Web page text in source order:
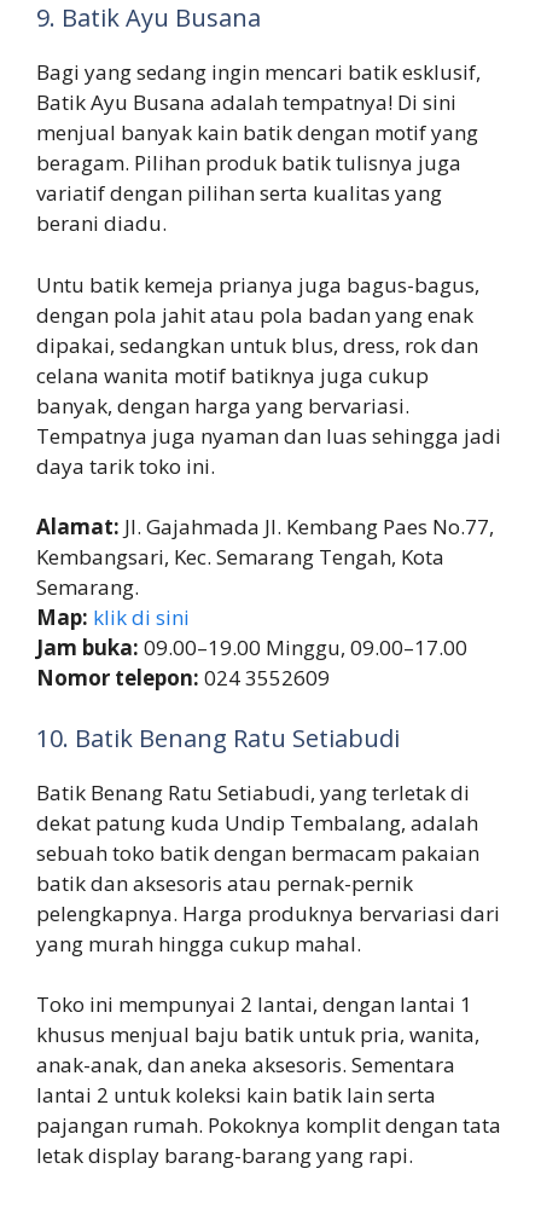
9. Batik Ayu Busana
Bagi yang sedang ingin mencari batik esklusif,
Batik Ayu Busana adalah tempatnya! Di sini
menjual banyak kain batik dengan motif yang
beragam. Pilihan produk batik tulisnya juga
variatif dengan pilihan serta kualitas yang
berani diadu.
Untu batik kemeja prianya juga bagus-bagus,
dengan pola jahit atau pola badan yang enak
dipakai, sedangkan untuk blus, dress, rok dan
celana wanita motif batiknya juga cukup
banyak, dengan harga yang bervariasi.
Tempatnya juga nyaman dan luas sehingga jadi
daya tarik toko ini.
Alamat: Jl. Gajahmada Jl. Kembang Paes No.77,
Kembangsari, Kec. Semarang Tengah, Kota
Semarang.
Map: klik di sini
Jam buka: 09.00–19.00 Minggu, 09.00–17.00
Nomor telepon: 024 3552609
10. Batik Benang Ratu Setiabudi
Batik Benang Ratu Setiabudi, yang terletak di
dekat patung kuda Undip Tembalang, adalah
sebuah toko batik dengan bermacam pakaian
batik dan aksesoris atau pernak-pernik
pelengkapnya. Harga produknya bervariasi dari
yang murah hingga cukup mahal.
Toko ini mempunyai 2 lantai, dengan lantai 1
khusus menjual baju batik untuk pria, wanita,
anak-anak, dan aneka aksesoris. Sementara
lantai 2 untuk koleksi kain batik lain serta
pajangan rumah. Pokoknya komplit dengan tata
letak display barang-barang yang rapi.